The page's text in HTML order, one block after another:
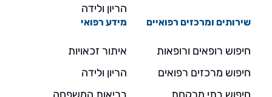
הריון ולידה
שירותים ומרכזים רפואיים
חיפוש רופאים ורופאות
חיפוש מרכזים רפואים
מידע רפואי
איתור זכאויות
הריון ולידה